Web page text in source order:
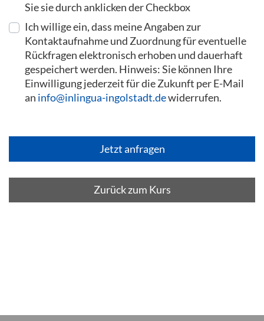
Sie sie durch anklicken der Checkbox
Ich willige ein, dass meine Angaben zur
Kontaktaufnahme und Zuordnung für eventuelle
Rückfragen elektronisch erhoben und dauerhaft
gespeichert werden. Hinweis: Sie können Ihre
Einwilligung jederzeit für die Zukunft per E-Mail
an info@inlingua-ingolstadt.dewiderrufen.
Zurück zum Kurs